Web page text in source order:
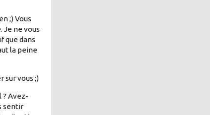
;) Vous
ne vous
que dans
la peine
sur vous ;)
? Avez-
sentir